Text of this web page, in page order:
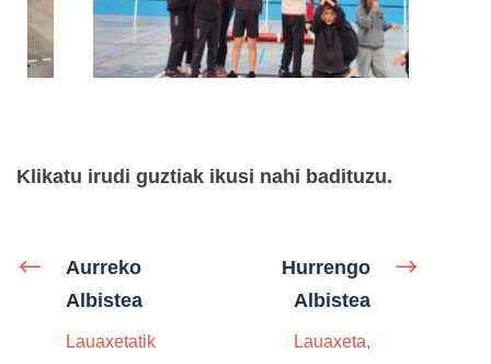
Klikatu irudi guztiak ikusi nahi badituzu.
Aurreko
Albistea
Lauaxetatik
Hurrengo
Albistea
Lauaxeta,